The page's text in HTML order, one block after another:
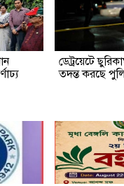
ডেট্রয়েটে
তদন্ত করছে